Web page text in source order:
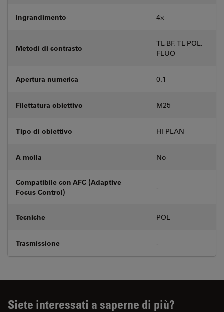
Ingrandimento 4⨉
Metodi di contrasto
TL-BF, TL-POL,
FLUO
Apertura numerica 0.1
Filettatura obiettivo M25
Tipo di obiettivo HI PLAN
A molla No
Compatibile con AFC (Adaptive
Focus Control)
-
Tecniche POL
Trasmissione -
Siete interessati a saperne di più?